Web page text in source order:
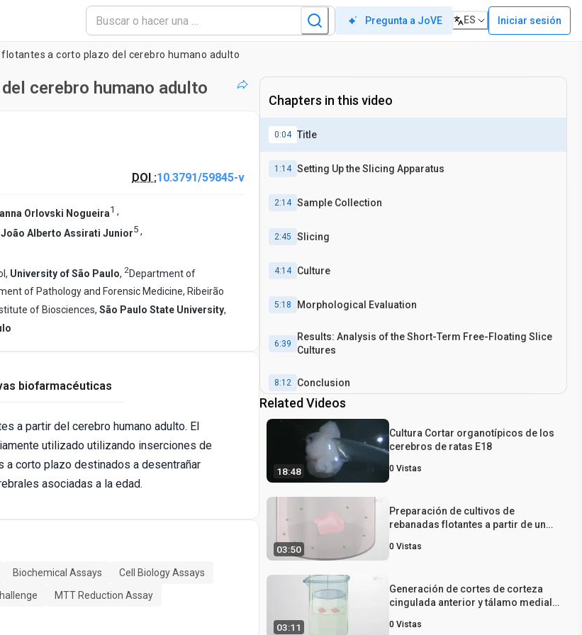
Pregunta a JoVE ES Iniciar sesión
a corto plazo del cerebro humano adulto
cerebro humano adulto
DOI :10.3791/59845-v
Orlovski Nogueira1 ,
João Alberto Assirati Junior5 ,
University of São Paulo, 2Department of
of Pathology and Forensic Medicine, Ribeirão
of Biosciences, São Paulo State University,
biofarmacéuticas
a partir del cerebro humano adulto. El
utilizado utilizando inserciones de
a corto plazo destinados a desentrañar
asociadas a la edad.
Biochemical Assays
Cell Biology Assays
MTT Reduction Assay
Chapters in this video
0:04 Title
1:14 Setting Up the Slicing Apparatus
2:14 Sample Collection
2:45 Slicing
4:14 Culture
5:18 Morphological Evaluation
6:39
Results: Analysis of the Short-Term Free-Floating Slice
Cultures
8:12 Conclusion
Related Videos
18:48
Cultura Cortar organotípicos de los
cerebros de ratas E18
0 Vistas
03:50
Preparación de cultivos de
rebanadas flotantes a partir de un
0 Vistas
03:11
Generación de cortes de corteza
cingulada anterior y tálamo medial a
0 Vistas